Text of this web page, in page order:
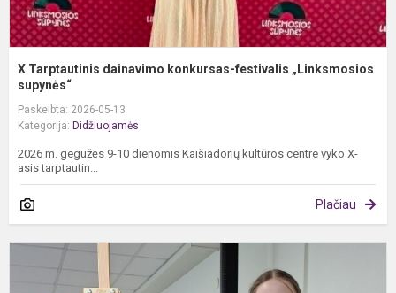
X Tarptautinis dainavimo konkursas-festivalis „Linksmosios
supynės“
Paskelbta: 2026-05-13
Kategorija: Didžiuojamės
2026 m. gegužės 9-10 dienomis Kaišiadorių kultūros centre vyko X-
asis tarptautin...
Plačiau